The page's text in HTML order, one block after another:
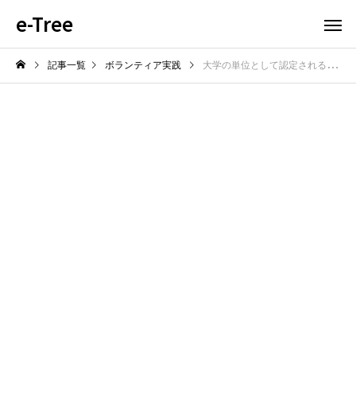
e-Tree
記事一覧 ボランティア実践 大学の単位として認定されるボランティア！学業と両立させるための知識